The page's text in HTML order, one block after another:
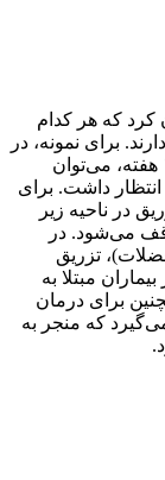
کرد که هر کدام
برای نمونه، در
، با تزریق ۳۱ نقطه‌ای هر ۱۲ هفته، می‌توان
را انتظار داشت. برای
در ناحیه زیر
به مدت ۶ تا ۹ ماه متوقف می‌شود. در
تزریق
مبتلا به
برای درمان
که منجر به